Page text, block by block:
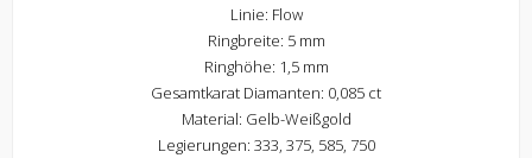
Linie: Flow
Ringbreite: 5 mm
Ringhöhe: 1,5 mm
Gesamtkarat Diamanten: 0,085 ct
Material: Gelb-Weißgold
Legierungen: 333, 375, 585, 750